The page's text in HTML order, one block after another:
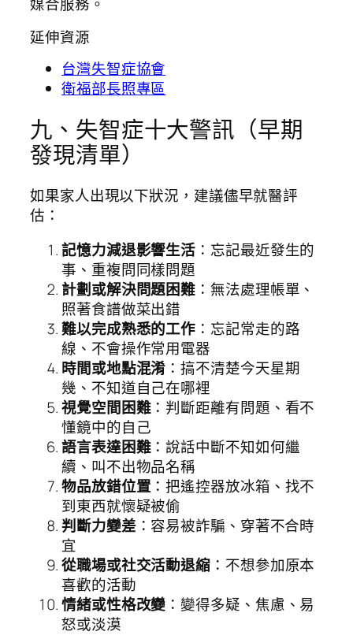
延伸資源
台灣失智症協會
衛福部長照專區
九、失智症十大警訊（早期
發現清單）
如果家人出現以下狀況，建議儘早就醫評
估：
記憶力減退影響生活 ：忘記最近發生的
事、重複問同樣問題
計劃或解決問題困難 ：無法處理帳單、
照著食譜做菜出錯
難以完成熟悉的工作 ：忘記常走的路
線、不會操作常用電器
時間或地點混淆 ：搞不清楚今天星期
幾、不知道自己在哪裡
視覺空間困難：判斷距離有問題、看不
懂鏡中的自己
語言表達困難：說話中斷不知如何繼
續、叫不出物品名稱
物品放錯位置：把遙控器放冰箱、找不
到東西就懷疑被偷
判斷力變差：容易被詐騙、穿著不合時
宜
從職場或社交活動退縮 ：不想參加原本
喜歡的活動
情緒或性格改變 ：變得多疑、焦慮、易
怒或淡漠